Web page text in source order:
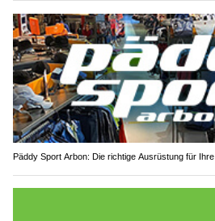
Päddy Sport Arbon: Die richtige Ausrüstung für